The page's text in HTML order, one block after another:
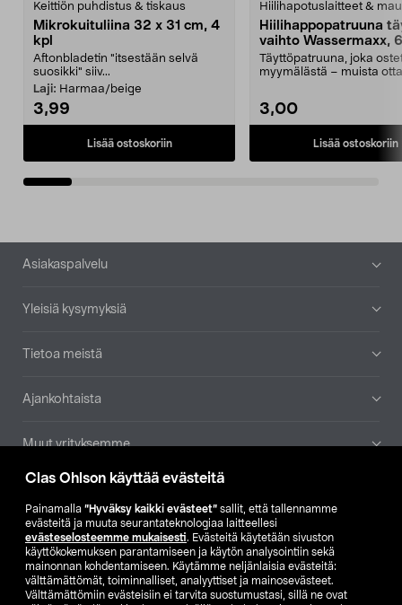
Clas Ohlson käyttää evästeitä
Painamalla ”Hyväksy kaikki evästeet” sallit, että tallennamme
evästeitä ja muuta seurantateknologiaa laitteellesi
evästeselosteemme mukaisesti. Evästeitä käytetään sivuston
käyttökokemuksen parantamiseen ja käytön analysointiin sekä
mainonnan kohdentamiseen. Käytämme neljänlaisia evästeitä:
välttämättömät, toiminnalliset, analyyttiset ja mainosevästeet.
Välttämättömiin evästeisiin ei tarvita suostumustasi, sillä ne ovat
Keittiön puhdistus & tiskaus
Mikrokuituliina 32 x 31 cm, 4
kpl
Aftonbladetin "itsestään selvä
suosikki" siiv...
Laji: Harmaa/beige
3,99
Lisää ostoskoriin
Hiilihapotuslaitteet &
Hiilihappopatruuna
vaihto Wassermaxx,
Täyttöpatruuna, joka
myymälästä – muista
3,00
Lisää ostoskoriin
Alatunniste
Asiakaspalvelu
Yleisiä kysymyksiä
Tietoa meistä
Ajankohtaista
Muut yrityksemme
Etsi myymälä
SE NO FI
FI SV